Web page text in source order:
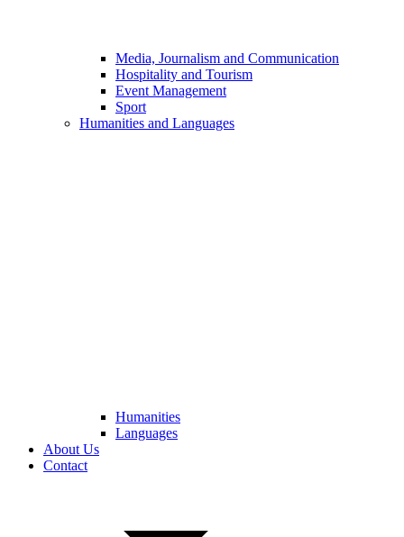
Media, Journalism and Communication
Hospitality and Tourism
Event Management
Sport
Humanities and Languages
Humanities
Languages
About Us
Contact